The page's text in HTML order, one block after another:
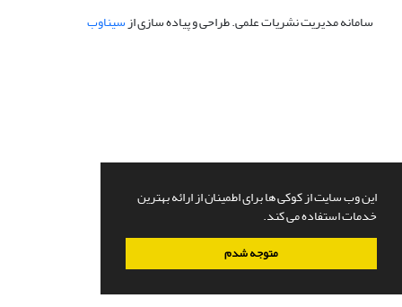
این وب سایت از کوکی ها برای اطمینان از ارائه بهترین
خدمات استفاده می کند.
متوجه شدم
سامانه مدیریت نشریات علمی.طراحی و پیاده سازی ازسیناوب